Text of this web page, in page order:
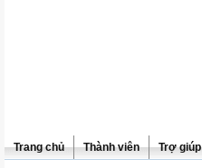
Trang chủ Thành viên Trợ giúp